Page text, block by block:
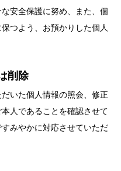
安全保護に努め、また、個
つよう、お預かりした個人
削除
いた個人情報の照会、修正
人であることを確認させて
みやかに対応させていただ